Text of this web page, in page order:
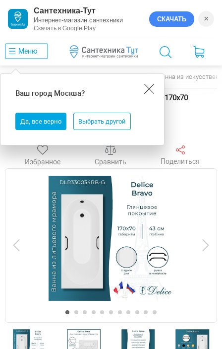
Сантехника-Тут
Интернет-магазин сантехники
Скачать в Google Play
СКАЧАТЬ ×
Меню
Ваш город Москва?
Да, все верно Выбрать другой
Ванна из
Ванна из искусственного камня Delice Bravo 170х70
Бесплатная доставка
Избранное Сравнить Поделиться